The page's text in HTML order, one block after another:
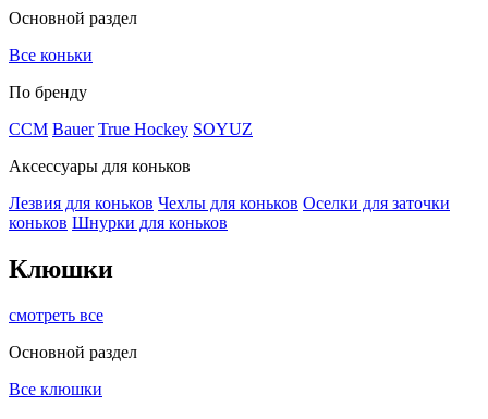
Основной раздел
Все коньки
По бренду
ССМ Bauer True Hockey SOYUZ
Аксессуары для коньков
Лезвия для коньков Чехлы для коньков Оселки для заточки
коньков Шнурки для коньков
Клюшки
смотреть все
Основной раздел
Все клюшки